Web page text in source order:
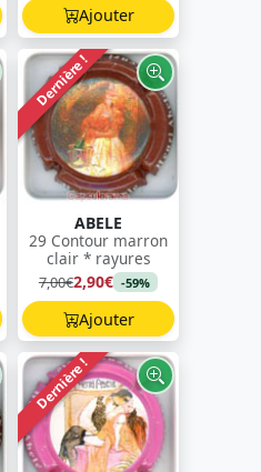
Ajouter
Dernière !
ABELE
29 Contour marron
clair * rayures
7,00€2,90€ -59%
Ajouter
Dernière !